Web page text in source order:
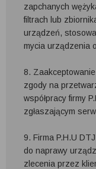
zapchanych
filtrach lub
urządzeń,
mycia urządzenia
8.
zgody na
współpracy firmy
zgłaszającym
9. Firma P.H.U
do naprawy
zlecenia przez